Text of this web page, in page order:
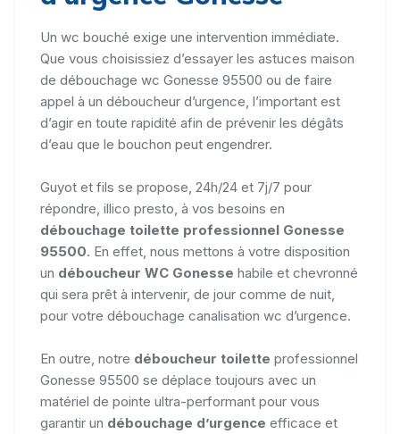
Un wc bouché exige une intervention immédiate.
Que vous choisissiez d’essayer les astuces maison
de débouchage wc Gonesse 95500 ou de faire
appel à un déboucheur d’urgence, l’important est
d’agir en toute rapidité afin de prévenir les dégâts
d’eau que le bouchon peut engendrer.
Guyot et fils se propose, 24h/24 et 7j/7 pour
répondre, illico presto, à vos besoins en
débouchage toilette professionnel Gonesse
95500. En effet, nous mettons à votre disposition
un déboucheur WC Gonesse habile et chevronné
qui sera prêt à intervenir, de jour comme de nuit,
pour votre débouchage canalisation wc d’urgence.
En outre, notre déboucheur toilette professionnel
Gonesse 95500 se déplace toujours avec un
matériel de pointe ultra-performant pour vous
garantir un débouchage d’urgence efficace et